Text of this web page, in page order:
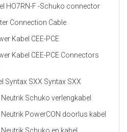
HO7RN-F -Schuko connector
Connection Cable
Kabel CEE-PCE
Kabel CEE-PCE Connectors
Syntax SXX Syntax SXX
Schuko verlengkabel
PowerCON doorlus kabel